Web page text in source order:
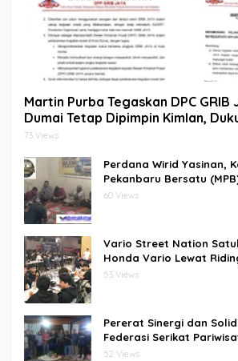
Martin Purba Tegaskan DPC GRIB
Dumai Tetap Dipimpin Kimlan,
DPP kepada Agus Tera Jalankan
73 Views
Perdana Wirid Yasinan,
Pekanbaru Bersatu
dan Doa Bersama di
60 Views
Vario Street Nation
Honda Vario Lewat
53 Views
Pererat Sinergi dan
Federasi Serikat
Kreatif Gelar Silaturahmi
52 Views